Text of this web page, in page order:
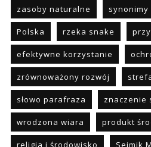
zasoby naturalne synonimy
Polska rzeka snake
efektywne korzystanie
zrównoważony rozwój
słowo parafraza znaczenie
wrodzona wiara produkt
religia i środowisko Sejmik